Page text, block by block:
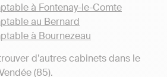
à Fontenay-le-Comte
au Bernard
à Bournezeau
d’autres cabinets dans le
(85).